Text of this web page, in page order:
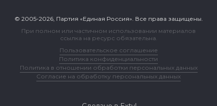
© 2005-2026, Партия «Единая Россия». Все права защищены.
При полном или частичном использовании материалов
ссылка на ресурс обязательна.
Пользовательское соглашение
Политика конфиденциальности
Политика в отношении обработки персональных данных
Согласие на обработку персональных данных